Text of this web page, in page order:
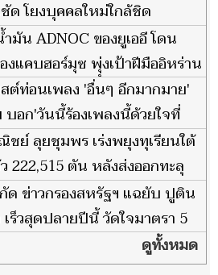
ด โยงบุคคลใหม่ใกล้ชิด
มัน ADNOC ของยูเออี โดน
แคบฮอร์มุซ พุุ่งเป้าฝีมืออิหร่าน
ต์ท่อนเพลง 'อื่นๆ อีกมากมาย'
อก'วันนี้ร้องเพลงนี้ด้วยใจที่
ย์ ลุยชุมพร เร่งพยุงทุเรียนใต้
222,515 ตัน หลังส่งออกทะลุ
ด ข่าวกรองสหรัฐฯ แฉยับ ปูติน
ร็วสุดปลายปีนี้ วัดใจมาตรา 5
ดูทั้งหมด